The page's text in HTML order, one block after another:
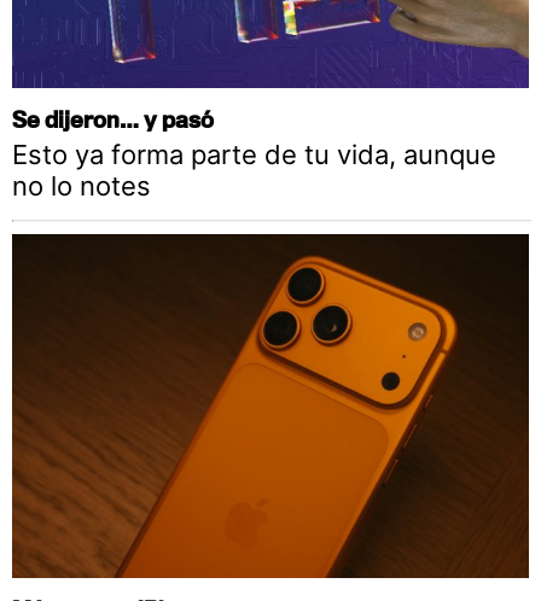
Se dijeron… y pasó
Esto ya forma parte de tu vida, aunque
no lo notes